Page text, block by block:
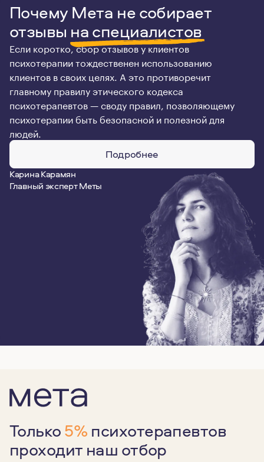
Почему Мета не собирает
отзывы на специалистов
Если коротко, сбор отзывов у клиентов
психотерапии тождественен использованию
клиентов в своих целях. А это противоречит
главному правилу этического кодекса
психотерапевтов — своду правил, позволяющему
психотерапии быть безопасной и полезной для
людей.
Подробнее
Карина Карамян
Главный эксперт Меты
Только5% психотерапевтов
проходит наш отбор